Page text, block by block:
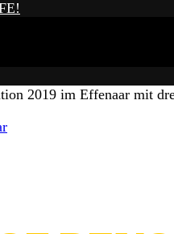
2019 im Effenaar mit